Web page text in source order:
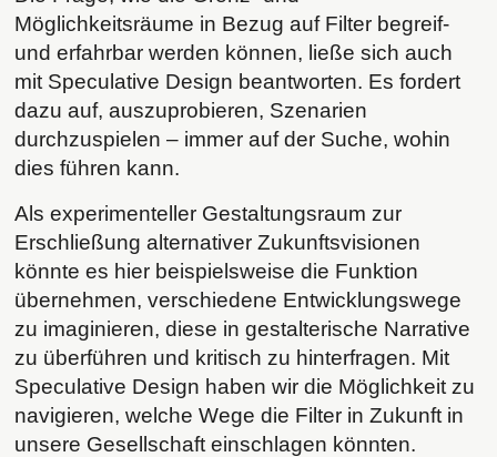
Möglichkeitsräume in Bezug auf Filter begreif-
und erfahrbar werden können, ließe sich auch
mit Speculative Design beantworten. Es fordert
dazu auf, auszuprobieren, Szenarien
durchzuspielen – immer auf der Suche, wohin
dies führen kann.
Als experimenteller Gestaltungsraum zur
Erschließung alternativer Zukunftsvisionen
könnte es hier beispielsweise die Funktion
übernehmen, verschiedene Entwicklungswege
zu imaginieren, diese in gestalterische Narrative
zu überführen und kritisch zu hinterfragen. Mit
Speculative Design haben wir die Möglichkeit zu
navigieren, welche Wege die Filter in Zukunft in
unsere Gesellschaft einschlagen könnten.